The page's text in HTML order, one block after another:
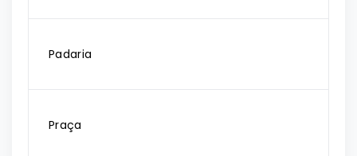
Padaria
Praça